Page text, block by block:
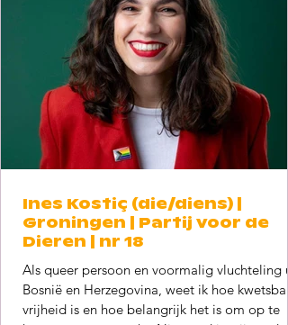
Ines Kostiç (die/diens) |
Groningen | Partij voor de
Dieren | nr 18
Als queer persoon en voormalig vluchteling
Bosnië en Herzegovina, weet ik hoe
vrijheid is en hoe belangrijk het is om op te